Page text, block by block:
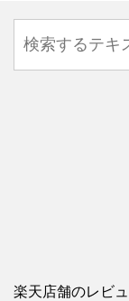
楽天店舗のレビ